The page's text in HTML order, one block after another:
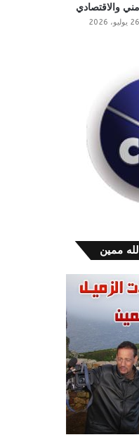
والاقتصادي
26 يوليو، 2026
ممين